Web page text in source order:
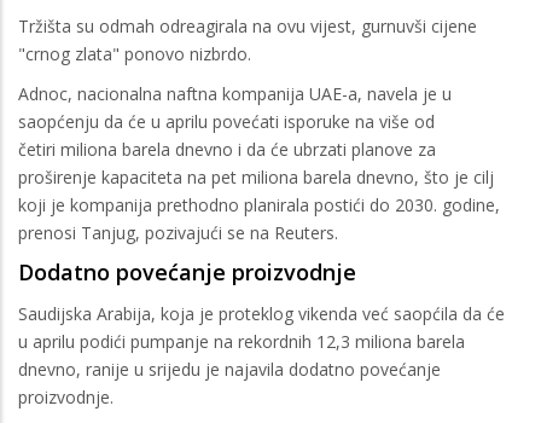
Tržišta su odmah odreagirala na ovu vijest, gurnuvši cijene
"crnog zlata" ponovo nizbrdo.
Adnoc, nacionalna naftna kompanija UAE-a, navela je u
saopćenju da će u aprilu povećati isporuke na više od
četiri miliona barela dnevno i da će ubrzati planove za
proširenje kapaciteta na pet miliona barela dnevno, što je cilj
koji je kompanija prethodno planirala postići do 2030. godine,
prenosi Tanjug, pozivajući se na Reuters.
Dodatno povećanje proizvodnje
Saudijska Arabija, koja je proteklog vikenda već saopćila da će
u aprilu podići pumpanje na rekordnih 12,3 miliona barela
dnevno, ranije u srijedu je najavila dodatno povećanje
proizvodnje.